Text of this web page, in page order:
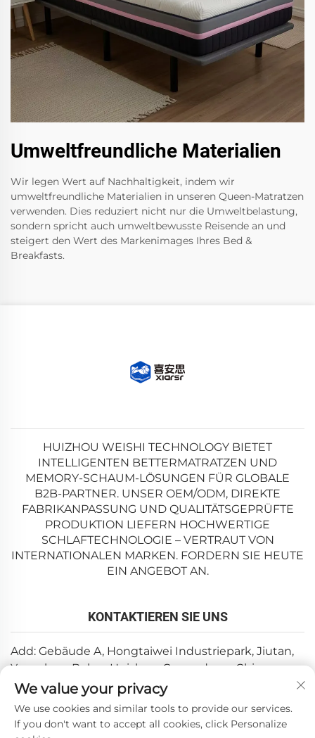
Umweltfreundliche Materialien
Wir legen Wert auf Nachhaltigkeit, indem wir
umweltfreundliche Materialien in unseren Queen-Matratzen
verwenden. Dies reduziert nicht nur die Umweltbelastung,
sondern spricht auch umweltbewusste Reisende an und
steigert den Wert des Markenimages Ihres Bed &
Breakfasts.
HUIZHOU WEISHI TECHNOLOGY BIETET
INTELLIGENTEN BETTERMATRATZEN UND
MEMORY-SCHAUM-LÖSUNGEN FÜR GLOBALE
B2B-PARTNER. UNSER OEM/ODM, DIREKTE
FABRIKANPASSUNG UND QUALITÄTSGEPRÜFTE
PRODUKTION LIEFERN HOCHWERTIGE
SCHLAFTECHNOLOGIE – VERTRAUT VON
INTERNATIONALEN MARKEN. FORDERN SIE HEUTE
EIN ANGEBOT AN.
KONTAKTIEREN SIE UNS
Add: Gebäude A, Hongtaiwei Industriepark, Jiutan,
Yuanzhou, Boluo, Huizhou, Guangdong, China
E-Mail:[email protected]
Tel.: +86-0752-6688646
We value your privacy
We use cookies and similar tools to provide our services.
If you don't want to accept all cookies, click Personalize